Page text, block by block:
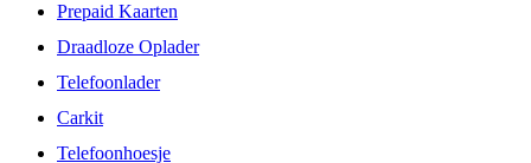
Prepaid Kaarten
Draadloze Oplader
Telefoonlader
Carkit
Telefoonhoesje